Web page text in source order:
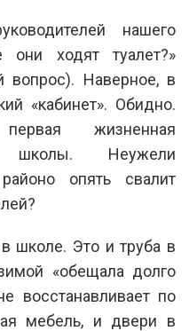
нашего
ходят туалет?»
вопрос). Наверное, в
«кабинет». Обидно.
жизненная
школы. Неужели
опять свалит
школе. Это и труба в
«обещала долго
восстанавливает по
мебель, и двери в